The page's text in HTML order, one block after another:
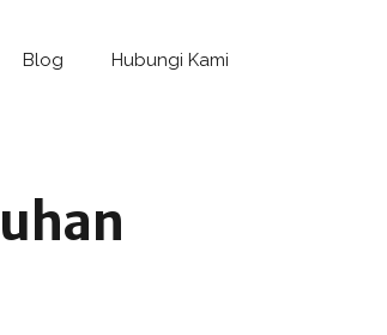
Blog Hubungi Kami